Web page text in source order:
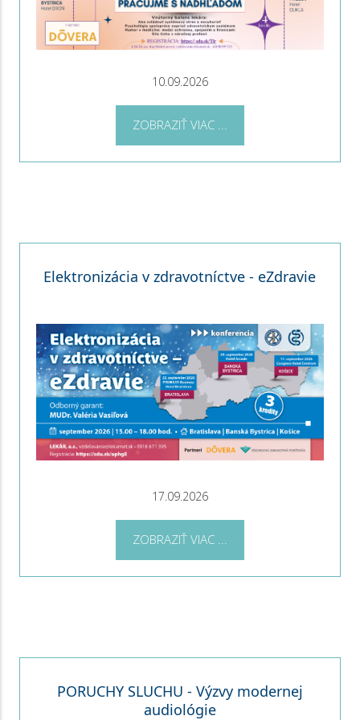
10.09.2026
ZOBRAZIŤ VIAC ...
Elektronizácia v zdravotníctve - eZdravie
17.09.2026
ZOBRAZIŤ VIAC ...
PORUCHY SLUCHU - Výzvy modernej
audiológie